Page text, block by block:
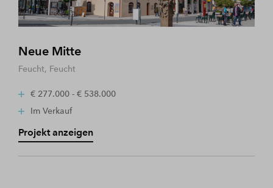
Neue Mitte
Feucht, Feucht
€ 277.000 - € 538.000
Im Verkauf
Projekt anzeigen